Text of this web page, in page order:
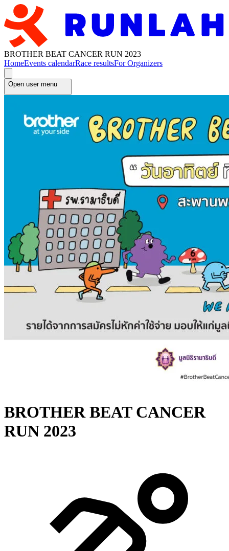
BROTHER BEAT CANCER RUN 2023
HomeEvents calendarRace resultsFor Organizers
Open user menu
BROTHER BEAT CANCER
RUN 2023